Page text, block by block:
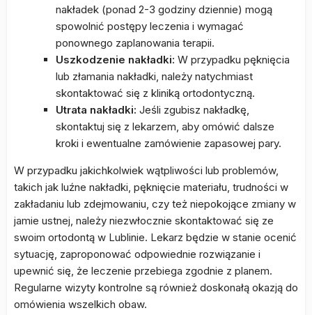
nakładek (ponad 2-3 godziny dziennie) mogą
spowolnić postępy leczenia i wymagać
ponownego zaplanowania terapii.
Uszkodzenie nakładki: W przypadku pęknięcia
lub złamania nakładki, należy natychmiast
skontaktować się z kliniką ortodontyczną.
Utrata nakładki: Jeśli zgubisz nakładkę,
skontaktuj się z lekarzem, aby omówić dalsze
kroki i ewentualne zamówienie zapasowej pary.
W przypadku jakichkolwiek wątpliwości lub problemów,
takich jak luźne nakładki, pęknięcie materiału, trudności w
zakładaniu lub zdejmowaniu, czy też niepokojące zmiany w
jamie ustnej, należy niezwłocznie skontaktować się ze
swoim ortodontą w Lublinie. Lekarz będzie w stanie ocenić
sytuację, zaproponować odpowiednie rozwiązanie i
upewnić się, że leczenie przebiega zgodnie z planem.
Regularne wizyty kontrolne są również doskonałą okazją do
omówienia wszelkich obaw.